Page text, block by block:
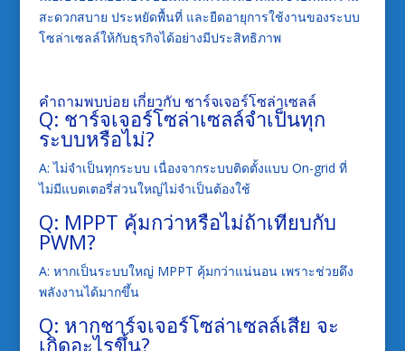
สะดวกสบาย ประหยัดพื้นที่ และยืดอายุการใช้งานของระบบ
โซล่าเซลล์ให้กับธุรกิจได้อย่างมีประสิทธิภาพ
คำถามพบบ่อย เกี่ยวกับ ชาร์จเจอร์โซล่าเซลล์
Q: ชาร์จเจอร์โซล่าเซลล์จำเป็นทุก
ระบบหรือไม่?
A: ไม่จำเป็นทุกระบบ เนื่องจากระบบติดตั้งแบบ On-grid ที่
ไม่มีแบตเตอรี่ส่วนใหญ่ไม่จำเป็นต้องใช้
Q: MPPT คุ้มกว่าหรือไม่ถ้าเทียบกับ
PWM?
A: หากเป็นระบบใหญ่ MPPT คุ้มกว่าแน่นอน เพราะช่วยดึง
พลังงานได้มากขึ้น
Q: หากชาร์จเจอร์โซล่าเซลล์เสีย จะ
เกิดอะไรขึ้น?